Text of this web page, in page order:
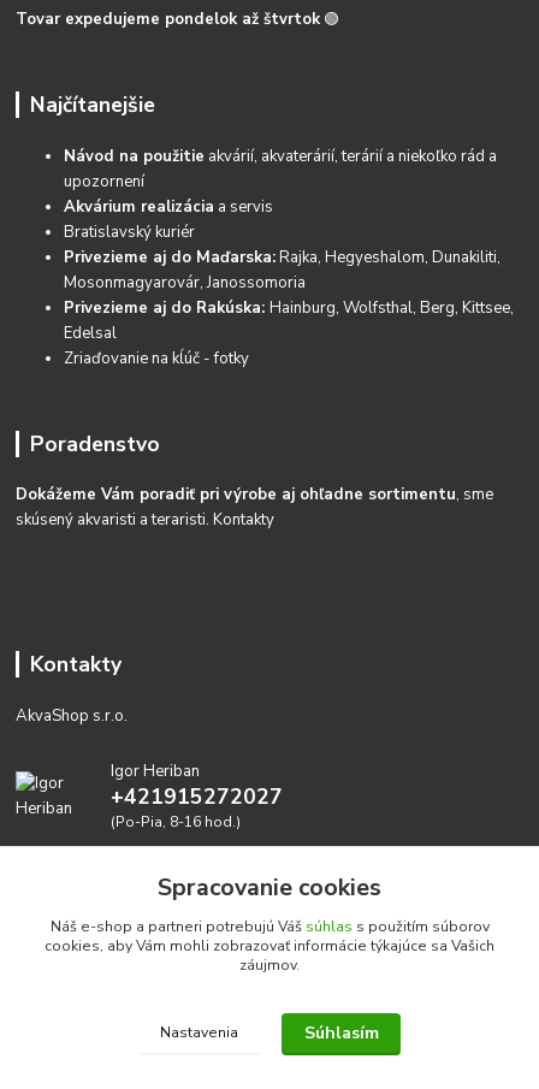
Tovar expedujeme pondelok až štvrtok 🟢
Najčítanejšie
Návod na použitie akvárií, akvaterárií, terárií a niekoľko rád a
upozornení
Akvárium realizácia a servis
Bratislavský kuriér
Privezieme aj do Maďarska:Rajka, Hegyeshalom, Dunakiliti,
Mosonmagyarovár, Janossomoria
Privezieme aj do Rakúska:Hainburg, Wolfsthal, Berg, Kittsee,
Edelsal
Zriaďovanie na kĺúč - fotky
Poradenstvo
Dokážeme Vám poradiť pri výrobe aj ohľadne sortimentu, sme
skúsený akvaristi a teraristi.Kontakty
Kontakty
AkvaShop s.r.o.
Igor Heriban
+421915272027
(Po-Pia, 8-16 hod.)
Realizujeme prírodné akvária: AkvaShop s.r.o. • IBAN:
SK3911000000002947087849
Spracovanie cookies
Náš e-shop a partneri potrebujú Váš súhlas s použitím súborov
cookies, aby Vám mohli zobrazovať informácie týkajúce sa Vašich
záujmov.
Nastavenia Súhlasím